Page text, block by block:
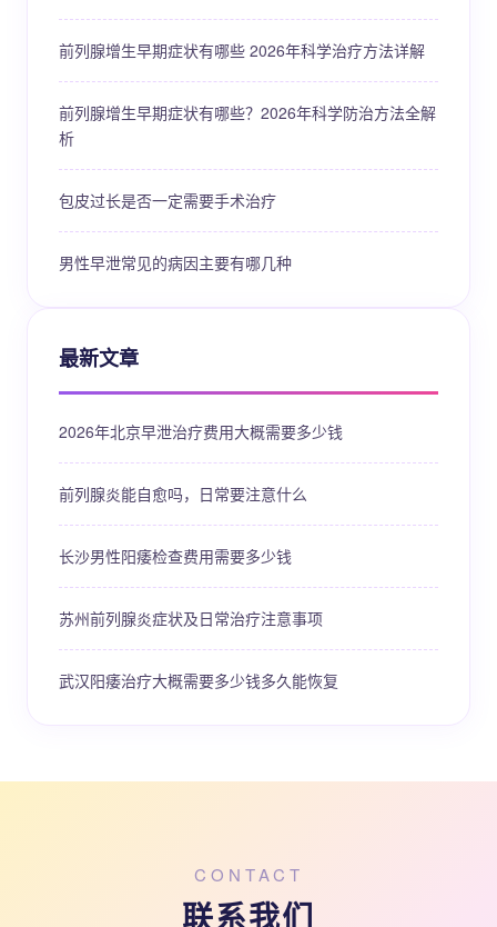
前列腺增生早期症状有哪些 2026年科学治疗方法详解
前列腺增生早期症状有哪些？2026年科学防治方法全解
析
包皮过长是否一定需要手术治疗
男性早泄常见的病因主要有哪几种
最新文章
2026年北京早泄治疗费用大概需要多少钱
前列腺炎能自愈吗，日常要注意什么
长沙男性阳痿检查费用需要多少钱
苏州前列腺炎症状及日常治疗注意事项
武汉阳痿治疗大概需要多少钱多久能恢复
CONTACT
联系我们